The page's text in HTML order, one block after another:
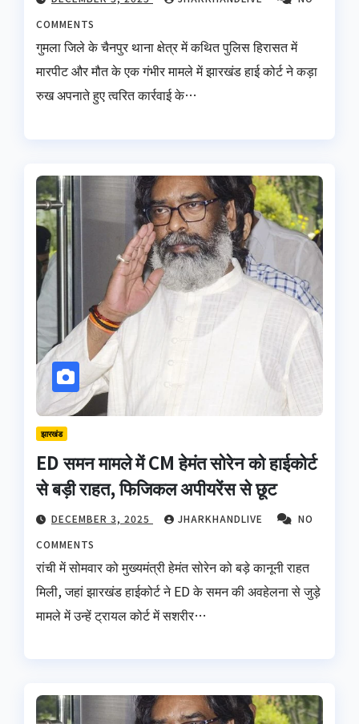
COMMENTS
गुमला जिले के चैनपुर थाना क्षेत्र में कथित पुलिस हिरासत में
मारपीट और मौत के एक गंभीर मामले में झारखंड हाई कोर्ट ने कड़ा
रुख अपनाते हुए त्वरित कार्रवाई के…
झारखंड
ED समन मामले में CM हेमंत सोरेन को हाईकोर्ट
से बड़ी राहत, फिजिकल अपीयरेंस से छूट
DECEMBER 3, 2025 JHARKHANDLIVE
NO
COMMENTS
रांची में सोमवार को मुख्यमंत्री हेमंत सोरेन को बड़े कानूनी राहत
मिली, जहां झारखंड हाईकोर्ट ने ED के समन की अवहेलना से जुड़े
मामले में उन्हें ट्रायल कोर्ट में सशरीर…